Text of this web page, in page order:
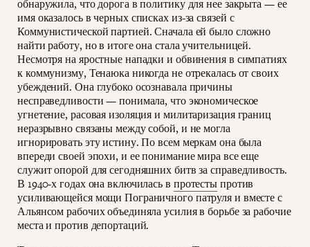
обнаружила, что дорога в политику для нее закрыта — ее
имя оказалось в черных списках из-за связей с
Коммунистической партией. Сначала ей было сложно
найти работу, но в итоге она стала учительницей.
Несмотря на яростные нападки и обвинения в симпатиях
к коммунизму, Тенаюка никогда не отрекалась от своих
убеждений. Она глубоко осознавала причины
несправедливости — понимала, что экономическое
угнетение, расовая изоляция и милитаризация границ
неразрывно связаны между собой, и не могла
игнорировать эту истину. По всем меркам она была
впереди своей эпохи, и ее понимание мира все еще
служит опорой для сегодняшних битв за справедливость.
В 1940-х годах она включилась в протестыпротив
усиливающейся мощи Пограничного патруля и вместе с
Альянсом рабочих объединяла усилия в борьбе за рабочие
места и против депортаций.